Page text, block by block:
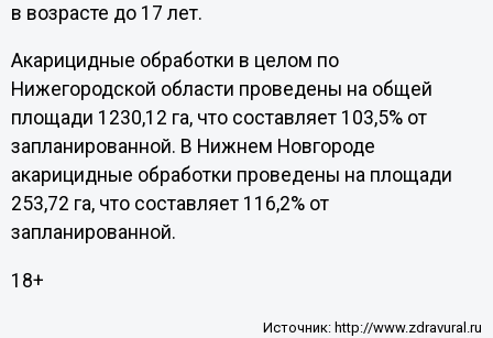
в возрасте до 17 лет.
Акарицидные обработки в целом по
Нижегородской области проведены на общей
площади 1230,12 га, что составляет 103,5% от
запланированной. В Нижнем Новгороде
акарицидные обработки проведены на площади
253,72 га, что составляет 116,2% от
запланированной.
18+
Источник: http://www.zdravural.ru